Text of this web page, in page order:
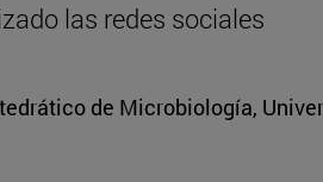
las redes sociales
de Microbiología,